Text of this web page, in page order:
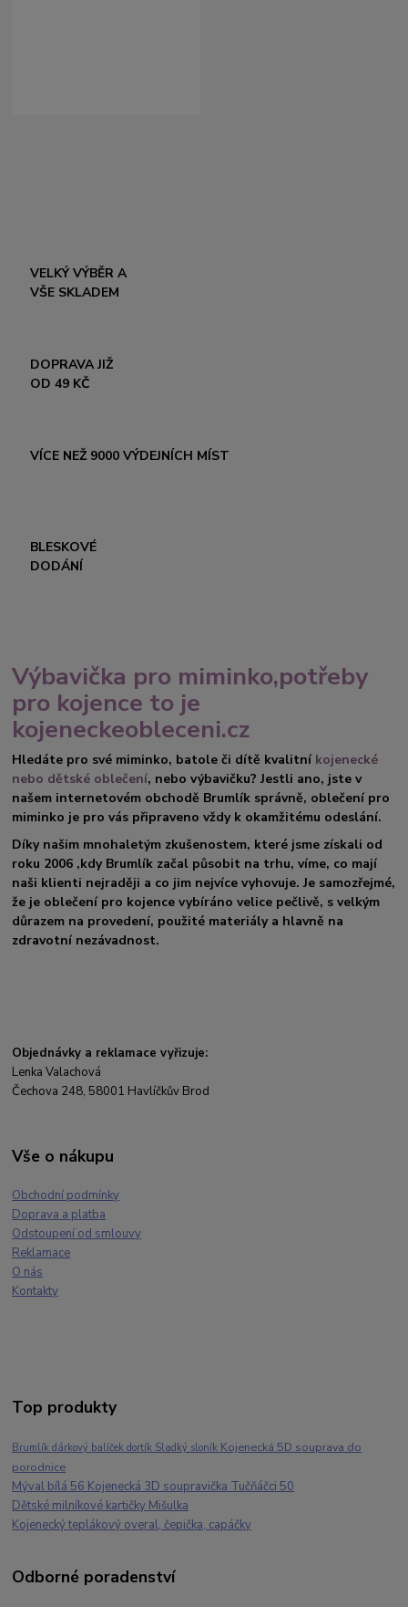
VELKÝ VÝBĚR A
VŠE SKLADEM
DOPRAVA JIŽ
OD 49 KČ
VÍCE NEŽ 9000 VÝDEJNÍCH MÍST
BLESKOVÉ
DODÁNÍ
Výbavička pro miminko,potřeby
pro kojence to je
kojeneckeobleceni.cz
Hledáte pro své miminko, batole či dítě kvalitní kojenecké
nebo dětské oblečení, nebo výbavičku? Jestli ano, jste v
našem internetovém obchodě Brumlík správně, oblečení pro
miminko je pro vás připraveno vždy k okamžitému odeslání.
Díky našim mnohaletým zkušenostem, které jsme získali od
roku 2006 ,kdy Brumlík začal působit na trhu, víme, co mají
naši klienti nejraději a co jim nejvíce vyhovuje. Je samozřejmé,
že je oblečení pro kojence vybíráno velice pečlivě, s velkým
důrazem na provedení, použité materiály a hlavně na
zdravotní nezávadnost.
Objednávky a reklamace vyřizuje:
Lenka Valachová
Čechova 248, 58001 Havlíčkův Brod
Vše o nákupu
Obchodní podmínky
Doprava a platba
Odstoupení od smlouvy
Reklamace
O nás
Kontakty
Top produkty
Brumlík dárkový balíček dortík Sladký sloník Kojenecká 5D souprava do
porodnice
Mýval bílá 56 Kojenecká 3D soupravička Tučňáčci 50
Dětské milníkové kartičky Mišulka
Kojenecký teplákový overal, čepička, capáčky
Odborné poradenství